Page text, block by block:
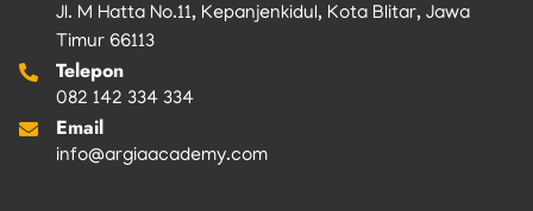
Jl. M Hatta No.11, Kepanjenkidul, Kota Blitar, Jawa
Timur 66113
Telepon
082 142 334 334
Email
info@argiaacademy.com